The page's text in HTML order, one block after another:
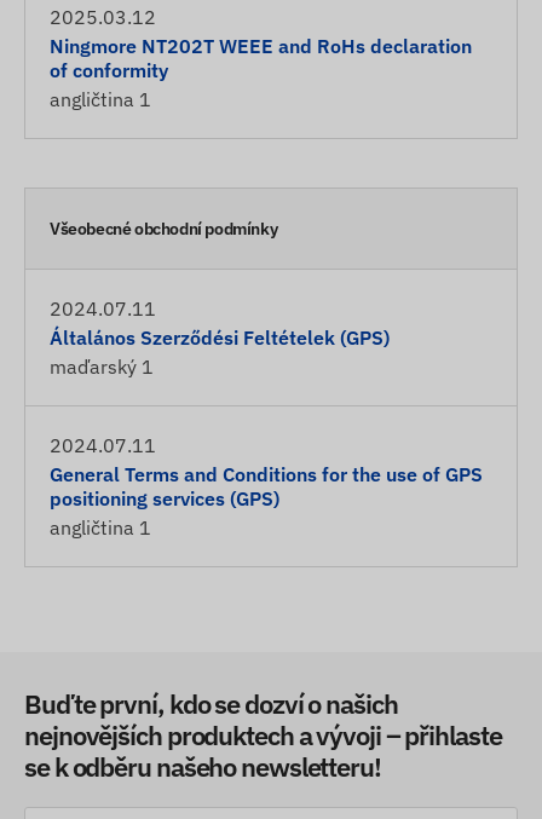
2025.03.12
Ningmore NT202T WEEE and RoHs declaration
of conformity
angličtina 1
Všeobecné obchodní podmínky
2024.07.11
Általános Szerződési Feltételek (GPS)
maďarský 1
2024.07.11
General Terms and Conditions for the use of GPS
positioning services (GPS)
angličtina 1
Buďte první, kdo se dozví o našich
nejnovějších produktech a vývoji – přihlaste
se k odběru našeho newsletteru!